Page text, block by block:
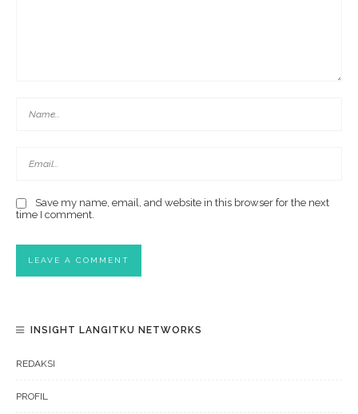
Save my name, email, and website in this browser for the next
time I comment.
INSIGHT LANGITKU NETWORKS
REDAKSI
PROFIL